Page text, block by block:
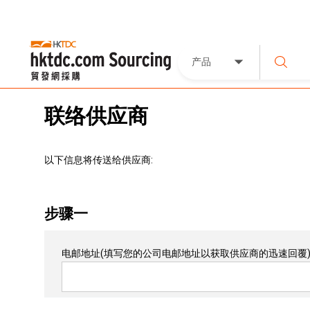
产品
联络供应商
以下信息将传送给供应商:
步骤一
电邮地址(填写您的公司电邮地址以获取供应商的迅速回覆)